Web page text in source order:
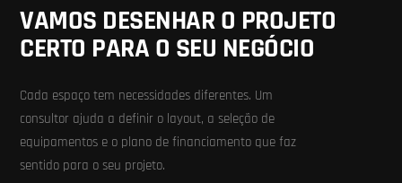
VAMOS DESENHAR O PROJETO
CERTO PARA O SEU NEGÓCIO
Cada espaço tem necessidades diferentes. Um
consultor ajuda a definir o layout, a seleção de
equipamentos e o plano de financiamento que faz
sentido para o seu projeto.